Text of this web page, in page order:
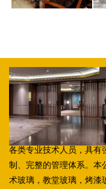
各类专业技术人员，具有
制、完整的管理体系。本
术玻璃，教堂玻璃，烤漆